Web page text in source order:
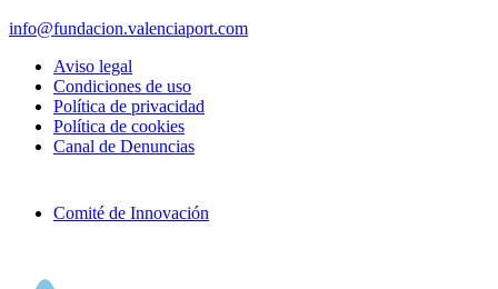
info@fundacion.valenciaport.com
Aviso legal
Condiciones de uso
Política de privacidad
Política de cookies
Canal de Denuncias
Comité de Innovación